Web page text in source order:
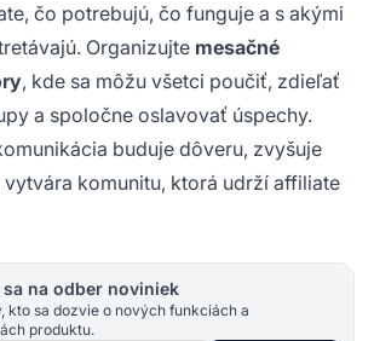
čo potrebujú, čo funguje a s akými
Organizujte mesačné
, kde sa môžu všetci poučiť, zdieľať
a spoločne oslavovať úspechy.
buduje dôveru, zvyšuje
komunitu, ktorá udrží affiliate
sa na odber noviniek
kto sa dozvie o nových funkciách a
produktu.